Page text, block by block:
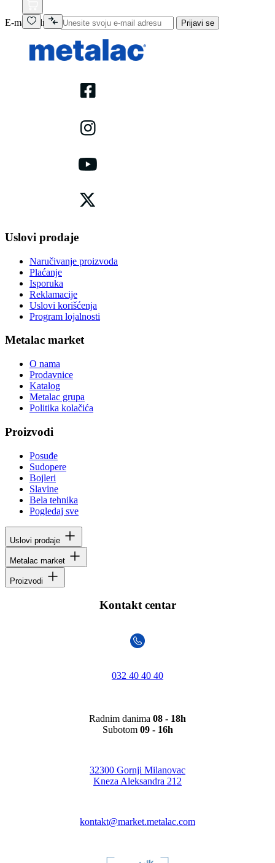
E-mail adresa Prijavi se
Uslovi prodaje
Naručivanje proizvoda
Plaćanje
Isporuka
Reklamacije
Uslovi korišćenja
Program lojalnosti
Metalac market
O nama
Prodavnice
Katalog
Metalac grupa
Politika kolačića
Proizvodi
Posuđe
Sudopere
Bojleri
Slavine
Bela tehnika
Pogledaj sve
Uslovi prodaje
Metalac market
Proizvodi
Kontakt centar
032 40 40 40
Radnim danima 08 - 18h
Subotom 09 - 16h
32300 Gornji Milanovac
Kneza Aleksandra 212
kontakt@market.metalac.com